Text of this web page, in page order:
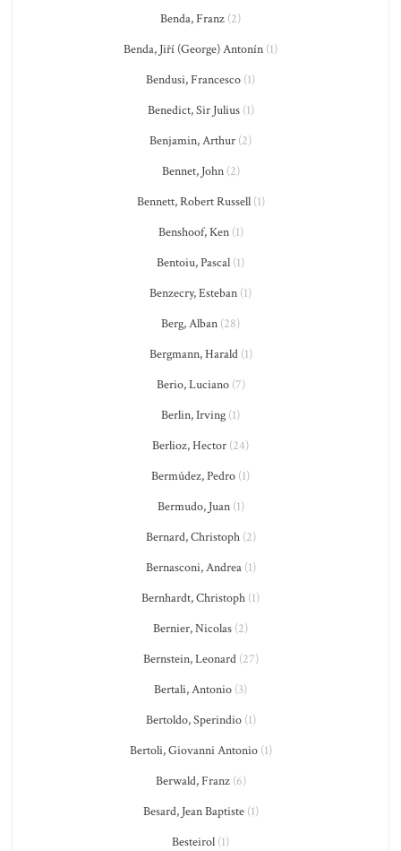
Benda, Franz (2)
Benda, Jiří (George) Antonín (1)
Bendusi, Francesco (1)
Benedict, Sir Julius(1)
Benjamin, Arthur (2)
Bennet, John(2)
Bennett, Robert Russell(1)
Benshoof, Ken(1)
Bentoiu, Pascal (1)
Benzecry, Esteban (1)
Berg, Alban (28)
Bergmann, Harald(1)
Berio, Luciano(7)
Berlin, Irving (1)
Berlioz, Hector (24)
Bermúdez, Pedro (1)
Bermudo, Juan(1)
Bernard, Christoph(2)
Bernasconi, Andrea(1)
Bernhardt, Christoph (1)
Bernier, Nicolas (2)
Bernstein, Leonard(27)
Bertali, Antonio (3)
Bertoldo, Sperindio(1)
Bertoli, Giovanni Antonio(1)
Berwald, Franz(6)
Besard, Jean Baptiste(1)
Besteirol (1)